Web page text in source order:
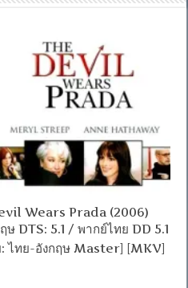
Wears Prada (2006)
ษ DTS: 5.1 / พากย์ไทย DD 5.1
ไทย-อังกฤษ Master] [MKV]